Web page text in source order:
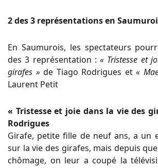
2 des 3 représentations en
En Saumurois, les spectateurs
des 3 représentation :« Tristesse et
girafes » de Tiago Rodrigues et «
Laurent Petit
« Tristesse et joie dans la vie des
Rodrigues
Girafe, petite fille de neuf ans, a un
sur la vie des girafes, mais depuis
chômage, on leur a coupé la